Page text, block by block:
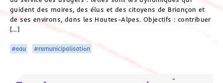
guident des maires, des élus et des citoyens de Briançon et
de ses environs, dans les Hautes-Alpes. Objectifs : contribuer
[…]
#eau #remunicipalisation